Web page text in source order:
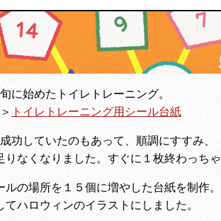
に始めたトイレトレーニング。
トイレトレーニング用シール台紙
功していたのもあって、順調にすすみ、
りなくなりました。すぐに１枚終わっち
の場所を１５個に増やした台紙を制作。
ハロウィンのイラストにしました。